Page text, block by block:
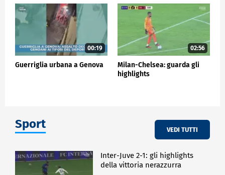
00:19
Guerriglia urbana a Genova
02:56
Milan-Chelsea: guarda gli
highlights
Sport VEDI TUTTI
Inter-Juve 2-1: gli highlights
della vittoria nerazzurra